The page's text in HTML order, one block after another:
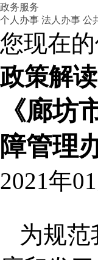
政务服务
个人办事 法人办事 公
您现在的
政策解读
《廊坊
障管理
2021年
为规